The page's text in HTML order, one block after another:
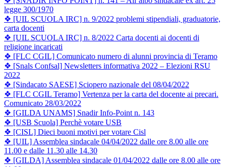
legge 300/1970
❖ [UIL SCUOLA IRC] n. 9/2022 problemi stipendiali, graduatorie,
carta docenti
❖ [UIL SCUOLA IRC] n. 8/2022 Carta docenti ai docenti di
religione incaricati
❖ [FLC CGIL] Comunicato numero di alunni provincia di Teramo
❖ [Snals Confsal] Newsletters informativa 2022 – Elezioni RSU
2022
❖ [Sindacato SAESE] Sciopero nazionale del 08/04/2022
❖ [FLC CGIL Teramo] Vertenza per la carta del docente ai precari.
Comunicato 28/03/2022
❖ [GILDA UNAMS] Snadir Info-Point n. 143
❖ [USB Scuola] Perchè votare USB
❖ [CISL] Dieci buoni motivi per votare Cisl
❖ [UIL] Assemblea sindacale 04/04/2022 dalle ore 8.00 alle ore
11.00 e dalle 11.30 alle 14.30
❖ [GILDA] Assemblea sindacale 01/04/2022 dalle ore 8.00 alle ore